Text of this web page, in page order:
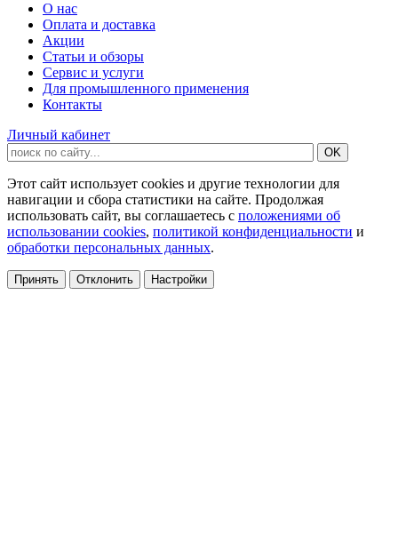
О нас
Оплата и доставка
Акции
Статьи и обзоры
Сервис и услуги
Для промышленного применения
Контакты
Личный кабинет
Этот сайт использует cookies и другие технологии для
навигации и сбора статистики на сайте. Продолжая
использовать сайт, вы соглашаетесь с положениями об
использовании cookies, политикой конфиденциальности и
обработки персональных данных.
Принять Отклонить Настройки